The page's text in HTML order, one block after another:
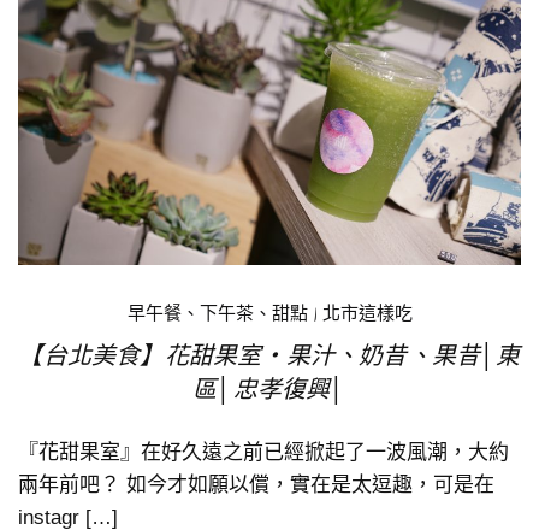
早午餐、下午茶、甜點| 北市這樣吃
【台北美食】花甜果室‧果汁、奶昔、果昔│東
區│忠孝復興│
『花甜果室』在好久遠之前已經掀起了一波風潮，大約
兩年前吧？ 如今才如願以償，實在是太逗趣，可是在
instagr […]